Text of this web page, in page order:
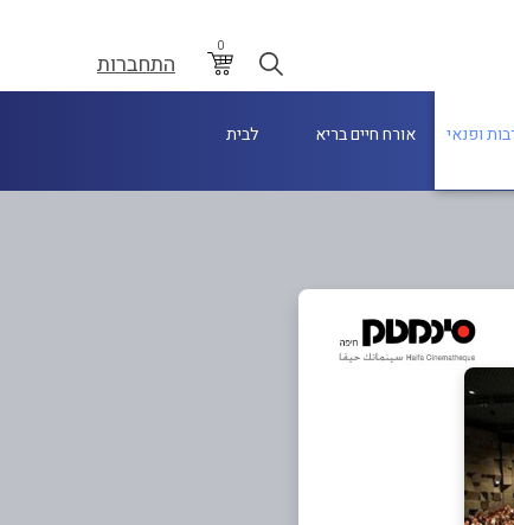
0
התחברות
ופנאי אורח חיים בריא לבית